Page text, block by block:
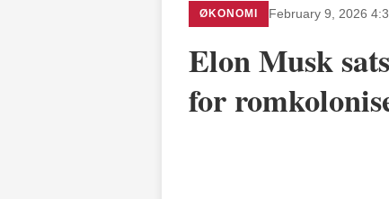
ØKONOMI February 9, 2026
Elon Musk
for